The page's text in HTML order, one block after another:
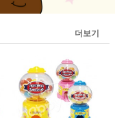
더보기